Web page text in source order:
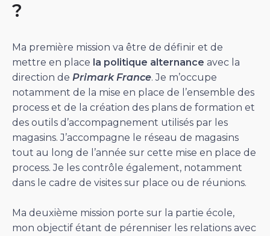
?
Ma première mission va être de définir et de
mettre en place la politique alternance avec la
direction de Primark France. Je m’occupe
notamment de la mise en place de l’ensemble des
process et de la création des plans de formation et
des outils d’accompagnement utilisés par les
magasins. J’accompagne le réseau de magasins
tout au long de l’année sur cette mise en place de
process. Je les contrôle également, notamment
dans le cadre de visites sur place ou de réunions.
Ma deuxième mission porte sur la partie école,
mon objectif étant de pérenniser les relations avec